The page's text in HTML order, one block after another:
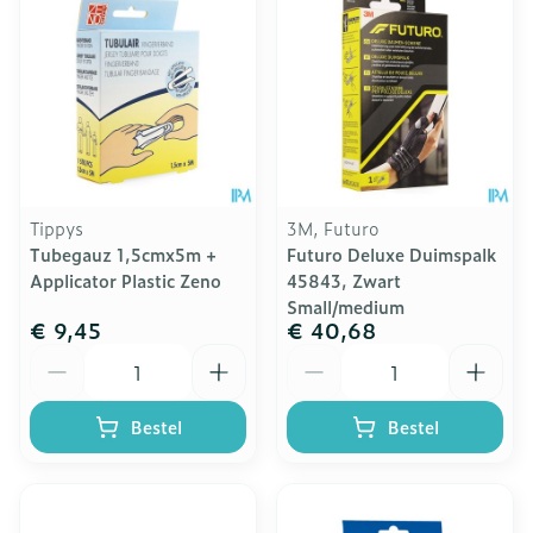
Tippys
Tubegauz 1,5cmx5m +
Applicator Plastic Zeno
€ 9,45
Bestel
3M, Futuro
Futuro Deluxe Duimspalk
45843, Zwart
Small/medium
€ 40,68
Bestel